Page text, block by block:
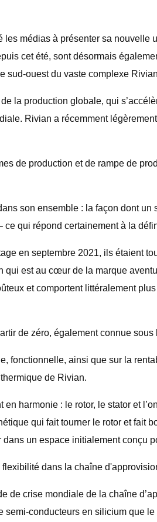
médias à présenter sa nouvelle
cet été, sont désormais
ouest du vaste complexe
la production globale, qui
Rivian a récemment
de production et de rampe de
son ensemble : la façon dont
qui répond certainement à la
en septembre 2021, ils étaient
est au cœur de la marque
et comportent littéralement
de zéro, également connue
fonctionnelle, ainsi que sur la
de Rivian.
harmonie : le rotor, le stator et
qui fait tourner le rotor et fait
un espace initialement conçu
dans la chaîne
crise mondiale de la chaîne
conducteurs en silicium que